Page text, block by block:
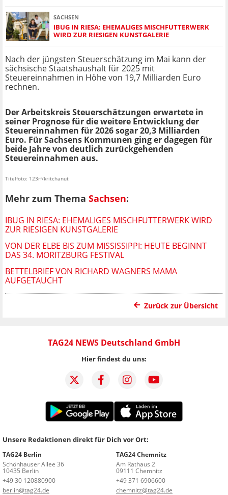
SACHSEN
IBUG IN RIESA: EHEMALIGES MISCHFUTTERWERK
WIRD ZUR RIESIGEN KUNSTGALERIE
Nach der jüngsten Steuerschätzung im Mai kann der
sächsische Staatshaushalt für 2025 mit
Steuereinnahmen in Höhe von 19,7 Milliarden Euro
rechnen.
Der Arbeitskreis Steuerschätzungen erwartete in
seiner Prognose für die weitere Entwicklung der
Steuereinnahmen für 2026 sogar 20,3 Milliarden
Euro. Für Sachsens Kommunen ging er dagegen für
beide Jahre von deutlich zurückgehenden
Steuereinnahmen aus.
Titelfoto: 123rf/kritchanut
Mehr zum Thema Sachsen:
IBUG IN RIESA: EHEMALIGES MISCHFUTTERWERK WIRD
ZUR RIESIGEN KUNSTGALERIE
VON DER ELBE BIS ZUM MISSISSIPPI: HEUTE BEGINNT
DAS 34. MORITZBURG FESTIVAL
BETTELBRIEF VON RICHARD WAGNERS MAMA
AUFGETAUCHT
Zurück zur Übersicht
TAG24 NEWS Deutschland GmbH
Hier findest du uns:
Unsere Redaktionen direkt für Dich vor Ort:
TAG24 Berlin
Schönhauser Allee 36
10435 Berlin
+49 30 120880900
berlin@tag24.de
TAG24 Chemnitz
Am Rathaus 2
09111 Chemnitz
+49 371 6906600
chemnitz@tag24.de